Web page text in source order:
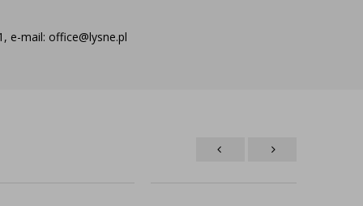
e-mail: office@lysne.pl